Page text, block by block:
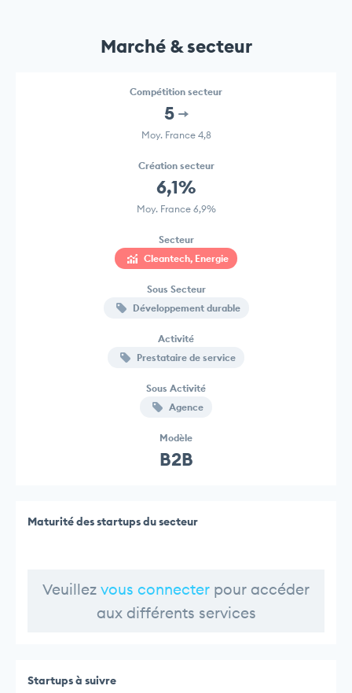
Marché & secteur
Compétition secteur
5
Moy. France 4,8
Création secteur
6,1%
Moy. France 6,9%
Secteur
Cleantech, Energie
Sous Secteur
Développement durable
Activité
Prestataire de service
Sous Activité
Agence
Modèle
B2B
Maturité des startups du secteur
Veuillez vous connecter pour accéder
aux différents services
Startups à suivre